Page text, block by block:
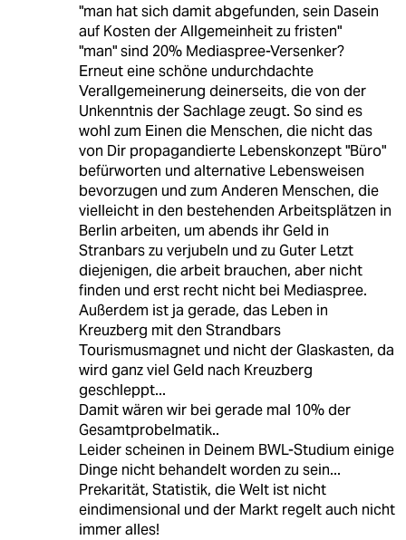
"man hat sich damit abgefunden, sein Dasein
auf Kosten der Allgemeinheit zu fristen"
"man" sind 20% Mediaspree-Versenker?
Erneut eine schöne undurchdachte
Verallgemeinerung deinerseits, die von der
Unkenntnis der Sachlage zeugt. So sind es
wohl zum Einen die Menschen, die nicht das
von Dir propagandierte Lebenskonzept "Büro"
befürworten und alternative Lebensweisen
bevorzugen und zum Anderen Menschen, die
vielleicht in den bestehenden Arbeitsplätzen in
Berlin arbeiten, um abends ihr Geld in
Stranbars zu verjubeln und zu Guter Letzt
diejenigen, die arbeit brauchen, aber nicht
finden und erst recht nicht bei Mediaspree.
Außerdem ist ja gerade, das Leben in
Kreuzberg mit den Strandbars
Tourismusmagnet und nicht der Glaskasten, da
wird ganz viel Geld nach Kreuzberg
geschleppt...
Damit wären wir bei gerade mal 10% der
Gesamtprobelmatik..
Leider scheinen in Deinem BWL-Studium einige
Dinge nicht behandelt worden zu sein...
Prekarität, Statistik, die Welt ist nicht
eindimensional und der Markt regelt auch nicht
immer alles!